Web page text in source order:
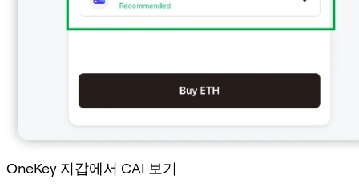
OneKey 지갑에서 CAI 보기